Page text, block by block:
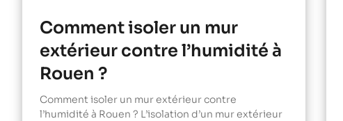
Comment isoler un mur
extérieur contre l’humidité à
Rouen ?
Comment isoler un mur extérieur contre
l’humidité à Rouen ? L’isolation d’un mur extérieur